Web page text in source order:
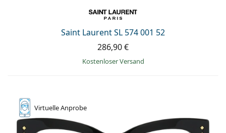
Saint Laurent SL 574 001 52
286,90 €
Kostenloser Versand
VirtuelleAnprobe